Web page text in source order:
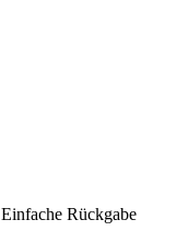
Einfache Rückgabe